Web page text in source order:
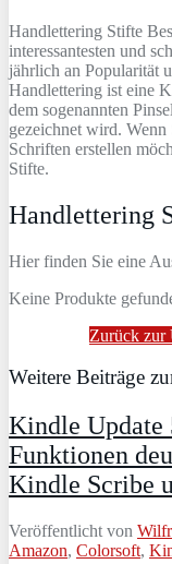
Handlettering Stifte
interessantesten und
jährlich an Popularität
Handlettering ist eine
dem sogenannten
gezeichnet wird.
Schriften erstellen
Stifte.
Handlettering
Hier finden Sie eine
Keine Produkte
Zurück zur
Weitere Beiträge
Kindle Update
Funktionen
Kindle Scribe
Veröffentlicht von
Amazon, Colorsoft,